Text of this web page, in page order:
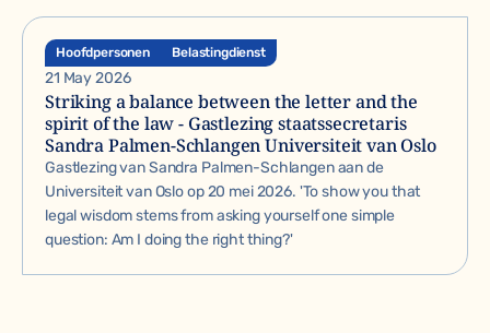
Hoofdpersonen Belastingdienst
21 May 2026
Striking a balance between the letter and the
spirit of the law - Gastlezing staatssecretaris
Sandra Palmen-Schlangen Universiteit van Oslo
Gastlezing van Sandra Palmen-Schlangen aan de
Universiteit van Oslo op 20 mei 2026. 'To show you that
legal wisdom stems from asking yourself one simple
question: Am I doing the right thing?'